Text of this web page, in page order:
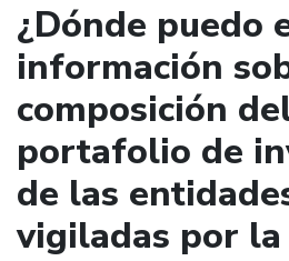
¿Dónde puedo
información
composición
portafolio de
de las
vigiladas por la